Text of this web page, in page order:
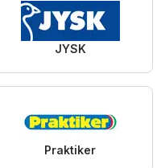
JYSK
Praktiker